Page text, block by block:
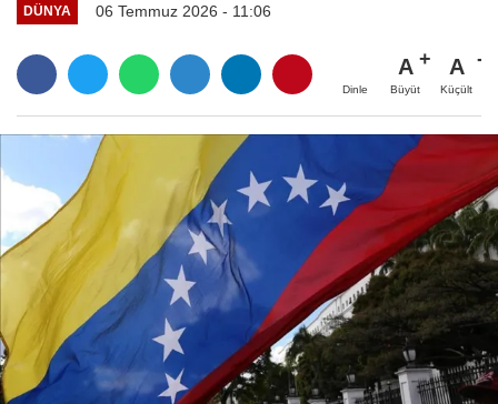
DÜNYA 06 Temmuz 2026 - 11:06
Dinle
A
Büyüt
A
Küçült